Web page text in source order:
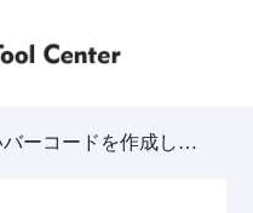
白いバーコードを作成して使用して製品設計を改善する方法